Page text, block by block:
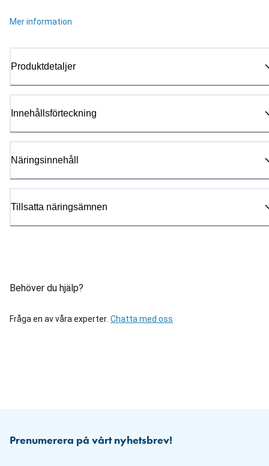
Mer information
Produktdetaljer
Innehållsförteckning
Näringsinnehåll
Tillsatta näringsämnen
Behöver du hjälp?
Fråga en av våra experter. Chatta med oss
Prenumerera på vårt nyhetsbrev!